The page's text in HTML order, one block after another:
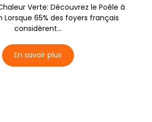
Verte: Découvrez le Poêle à
Lorsque 65% des foyers français
considèrent...
En savoir plus